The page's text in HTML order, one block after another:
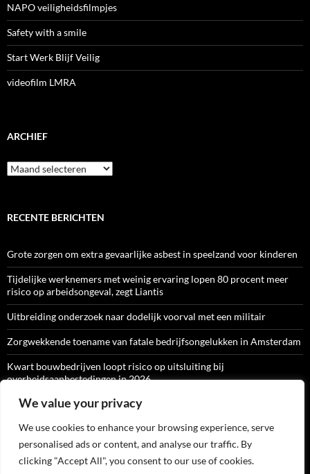
We value your privacy
We use cookies to enhance your browsing experience, serve
personalised ads or content, and analyse our traffic. By
clicking "Accept All", you consent to our use of cookies.
NAPO veiligheidsfilmpjes
Safety with a smile
Start Werk Blijf Veilig
videofilm LMRA
ARCHIEF
Archief
RECENTE BERICHTEN
Grote zorgen om extra gevaarlijke asbest in speelzand voor kinderen
Tijdelijke werknemers met weinig ervaring lopen 80 procent meer
risico op arbeidsongeval, zegt Liantis
Uitbreiding onderzoek naar dodelijk voorval met een militair
Zorgwekkende toename van fatale bedrijfsongelukken in Amsterdam
Kwart bouwbedrijven loopt risico op uitsluiting bij
overheidsaanbestedingen in 2026
ARBO-CATALOGI